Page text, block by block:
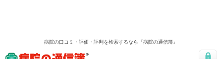
病院の口コミ・評価・評判を検索するなら『病院の通信簿』